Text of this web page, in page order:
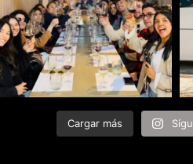
Cargar más